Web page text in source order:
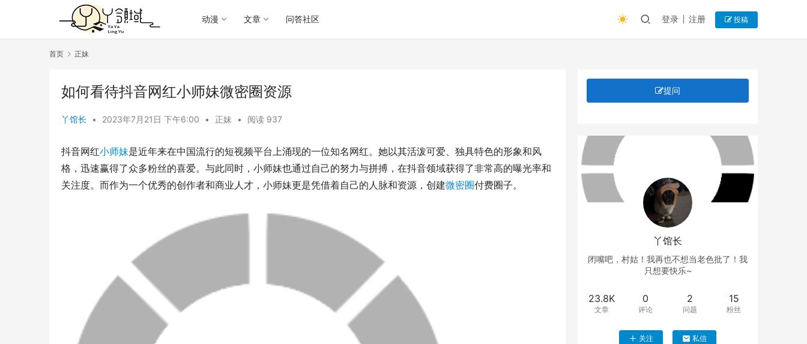
动漫 文章 问答社区 登录 注册 投稿
首页 正妹
如何看待抖音网红小师妹微密圈资源
丫馆长 • 2023年7月21日 下午6:00 • 正妹 • 阅读 937
抖音网红小师妹是近年来在中国流行的短视频平台上涌现的一位知名网红。她以其活泼可爱、独具特色的形象和风
格，迅速赢得了众多粉丝的喜爱。与此同时，小师妹也通过自己的努力与拼搏，在抖音领域获得了非常高的曝光率和
关注度。而作为一个优秀的创作者和商业人才，小师妹更是凭借着自己的人脉和资源，创建微密圈付费圈子。
提问
丫馆长
闭嘴吧，村姑！我再也不想当老色批了！我
只想要快乐~
23.8K
文章
0
评论
2
问题
15
粉丝
关注 私信